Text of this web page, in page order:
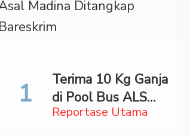
Reportase Utama
Terima 10 Kg Ganja
di Pool Bus ALS
Surabaya,